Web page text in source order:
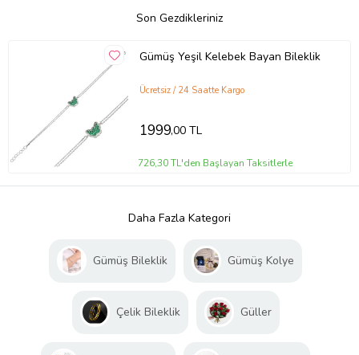
Son Gezdikleriniz
Gümüş Yeşil Kelebek Bayan Bileklik
Ücretsiz / 24 Saatte Kargo
1999,00 TL
726,30 TL'den Başlayan Taksitlerle
Daha Fazla Kategori
Gümüş Bileklik Gümüş Kolye
Çelik Bileklik Güller